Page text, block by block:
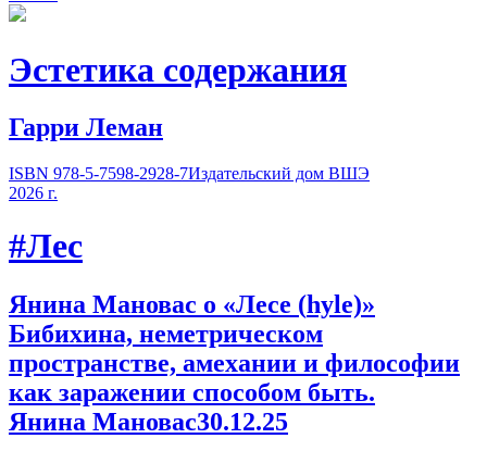
Эстетика содержания
Гарри Леман
ISBN 978-5-7598-2928-7Издательский дом ВШЭ
2026 г.
#Лес
Янина Мановас о «Лесе (hyle)»
Бибихина, неметрическом
пространстве, амехании и философии
как заражении способом быть.
Янина Мановас30.12.25